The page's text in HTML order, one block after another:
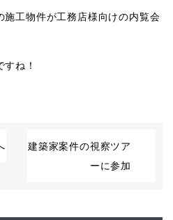
施工物件が工務店様向けの内覧会
ね！
建築家案件の視察ツア
ーに参加